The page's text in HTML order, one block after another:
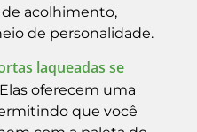
acolhimento,
de personalidade.
laqueadas se
Elas oferecem uma
que você